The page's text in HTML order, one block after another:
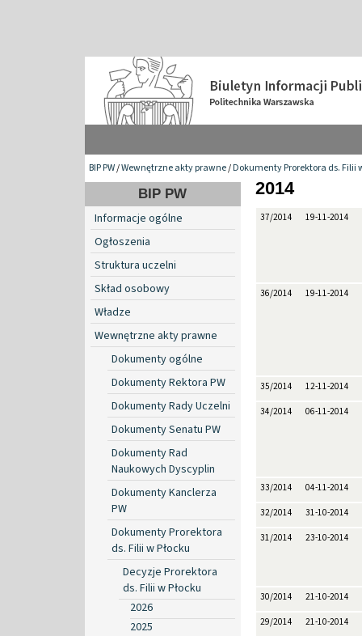
BIP PW/Wewnętrzne akty prawne/Dokumenty Prorektora ds. Filii
BIP PW
Informacje ogólne
Ogłoszenia
Struktura uczelni
Skład osobowy
Władze
Wewnętrzne akty prawne
Dokumenty ogólne
Dokumenty Rektora PW
Dokumenty Rady Uczelni
Dokumenty Senatu PW
Dokumenty Rad
Naukowych Dyscyplin
Dokumenty Kanclerza
PW
Dokumenty Prorektora
ds. Filii w Płocku
Decyzje Prorektora
ds. Filii w Płocku
2026
2025
2014
37/2014 19-11-2014
36/2014 19-11-2014
35/2014 12-11-2014
34/2014 06-11-2014
33/2014 04-11-2014
32/2014 31-10-2014
31/2014 23-10-2014
30/2014 21-10-2014
29/2014 21-10-2014